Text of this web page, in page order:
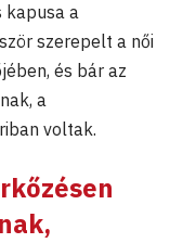
kapusa a
szerepelt a női
és bár az
a
voltak.